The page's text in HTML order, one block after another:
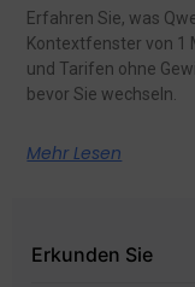
Erfahren Sie, was
Kontextfenster von 1
und Tarifen ohne
bevor Sie wechseln.
Mehr Lesen
Erkunden Sie